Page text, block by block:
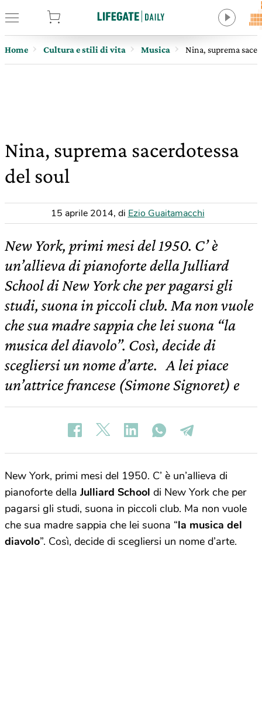
Home Cultura e stili di vita Musica Nina, suprema
Nina, suprema sacerdotessa
del soul
15 aprile 2014, di Ezio Guaitamacchi
New York, primi mesi del 1950. C’ è
un’allieva di pianoforte della Julliard
School di New York che per pagarsi gli
studi, suona in piccoli club. Ma non vuole
che sua madre sappia che lei suona “la
musica del diavolo”. Così, decide di
scegliersi un nome d’arte. A lei piace
un’attrice francese (Simone Signoret) e
New York, primi mesi del 1950. C’ è un’allieva di
pianoforte dellaJulliard School di New York che per
pagarsi gli studi, suona in piccoli club. Ma non vuole
che sua madre sappia che lei suona “la musica del
diavolo”. Così, decide di scegliersi un nome d’arte.